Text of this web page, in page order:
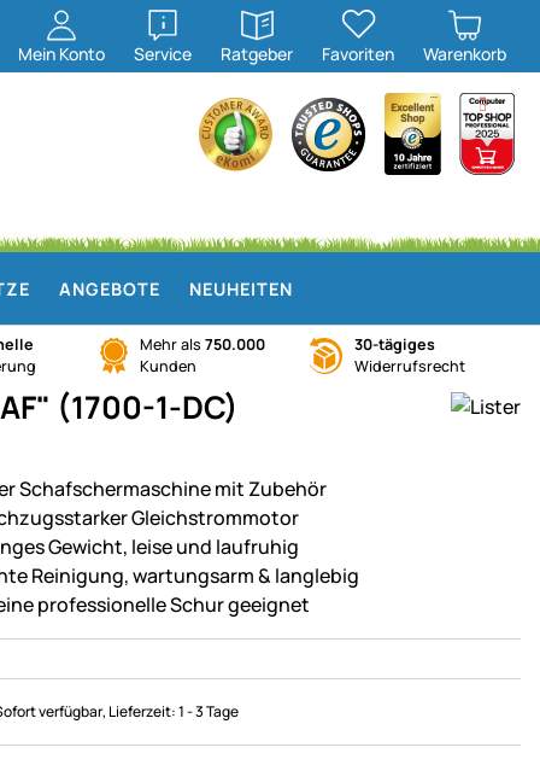
Mein Konto Service
öffnen
Ratgeber
öffnen
Favoriten Warenkorb
ANGEBOTE NEUHEITEN
Mehr als 750.000
Kunden
30-tägiges
Widerrufsrecht
(1700-1-DC)
Schafschermaschine mit Zubehör
Gleichstrommotor
Gewicht, leise und laufruhig
Reinigung, wartungsarm & langlebig
professionelle Schur geeignet
verfügbar, Lieferzeit:1 - 3 Tage